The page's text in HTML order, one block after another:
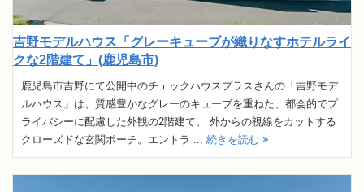
吉野モデルハウス「グレーキューブが織りなすホテルライ
クな2階建て」(鹿児島市)
鹿児島市吉野にて公開中のチェックハウスプラスさんの「吉野モデ
ルハウス」は、質感豊かなグレーのキューブを重ねた、都会的でプ
ライバシーに配慮した外観の2階建て。 外からの視線をカットする
クローズドな玄関ポーチ。エントラ ... 続きを読む